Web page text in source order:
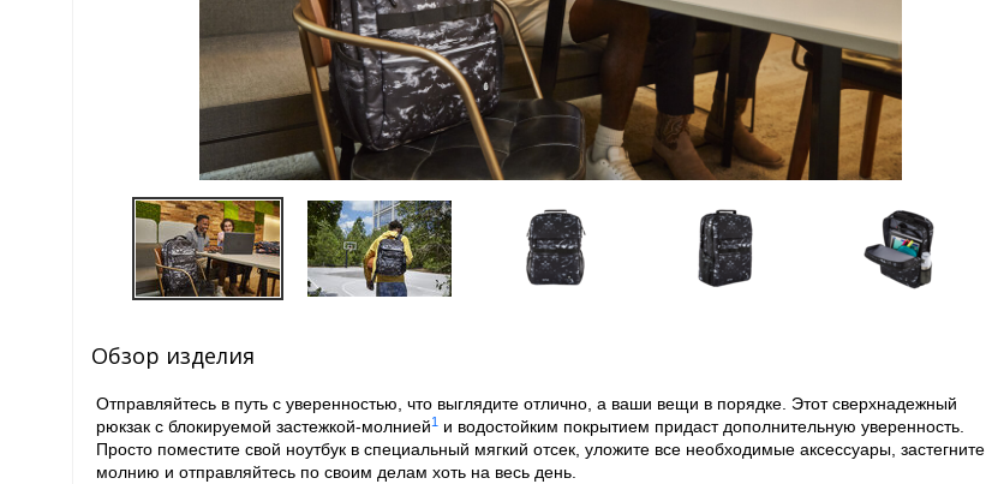
Обзор изделия
Отправляйтесь в путь с уверенностью, что выглядите отлично, а ваши вещи в порядке. Этот сверхнадежный
рюкзак с блокируемой застежкой-молнией1 и водостойким покрытием придаст дополнительную уверенность.
Просто поместите свой ноутбук в специальный мягкий отсек, уложите все необходимые аксессуары, застегните
молнию и отправляйтесь по своим делам хоть на весь день.